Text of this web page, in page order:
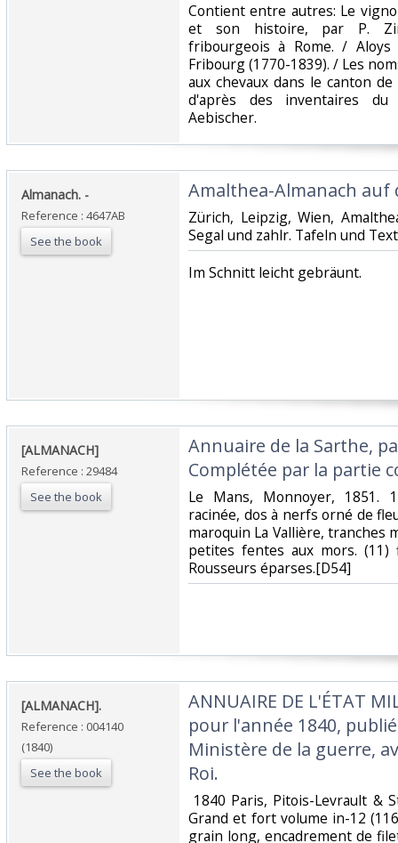
‎Contient entre autres: Le
et son histoire, par P.
fribourgeois à Rome. /
Fribourg (1770-1839). / Les
aux chevaux dans le canton
d'après des inventaires du
Aebischer. ‎
‎Almanach. -‎
Reference : 4647AB
See the book
‎Amalthea-Almanach auf
‎Zürich, Leipzig, Wien,
Segal und zahlr. Tafeln und
‎Im Schnitt leicht gebräunt.‎
‎[ALMANACH]‎
Reference : 29484
See the book
‎Annuaire de la Sarthe,
Complétée par la partie
‎Le Mans, Monnoyer, 1851.
racinée, dos à nerfs orné de
maroquin La Vallière, tranches
petites fentes aux mors.
Rousseurs éparses.[D54]‎
‎[ALMANACH].‎
Reference : 004140
(1840)
See the book
‎ANNUAIRE DE L'ÉTAT
pour l'année 1840,
Ministère de la guerre,
Roi.‎
1840 Paris, Pitois-Levrault &
Grand et fort volume in-12
grain long, encadrement de